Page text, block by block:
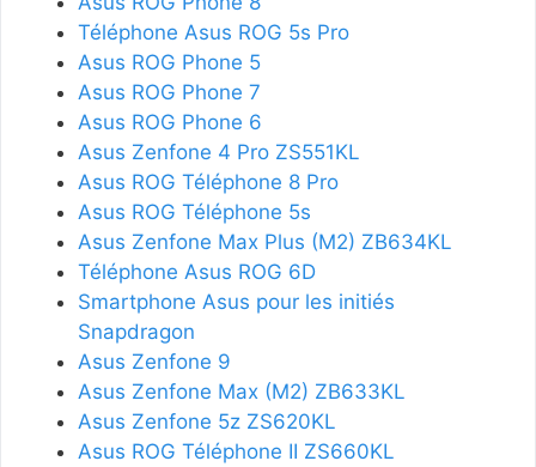
Téléphone Asus ROG 5s Pro
Asus ROG Phone 5
Asus ROG Phone 7
Asus ROG Phone 6
Asus Zenfone 4 Pro ZS551KL
Asus ROG Téléphone 8 Pro
Asus ROG Téléphone 5s
Asus Zenfone Max Plus (M2) ZB634KL
Téléphone Asus ROG 6D
Smartphone Asus pour les initiés
Snapdragon
Asus Zenfone 9
Asus Zenfone Max (M2) ZB633KL
Asus Zenfone 5z ZS620KL
Asus ROG Téléphone II ZS660KL